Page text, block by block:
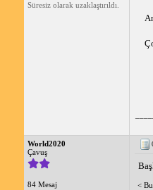
Süresiz olarak uzaklaştırıldı.
World2020
Çavuş
84 Mesaj <